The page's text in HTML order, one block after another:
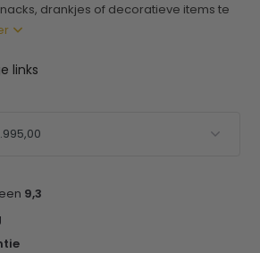
drankjes of decoratieve items te
links
9,3